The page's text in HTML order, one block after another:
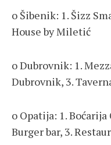
o Šibenik: 1. Šizz
House by Miletić
o Dubrovnik: 1.
Dubrovnik, 3.
o Opatija: 1.
Burger bar, 3.